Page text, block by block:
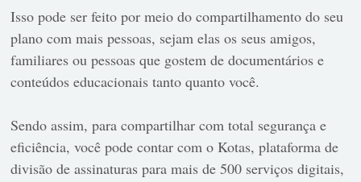
Isso pode ser feito por meio do compartilhamento do seu
plano com mais pessoas, sejam elas os seus amigos,
familiares ou pessoas que gostem de documentários e
conteúdos educacionais tanto quanto você.
Sendo assim, para compartilhar com total segurança e
eficiência, você pode contar com o Kotas, plataforma de
divisão de assinaturas para mais de 500 serviços digitais,